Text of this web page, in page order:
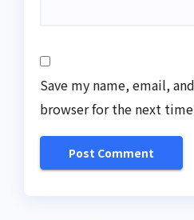
Save my name, email,
browser for the next